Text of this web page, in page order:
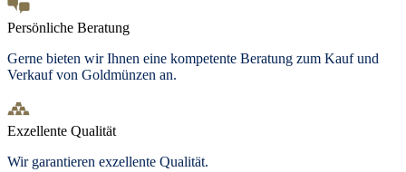
Persönliche Beratung
Gerne bieten wir Ihnen eine kompetente Beratung zum Kauf und
Verkauf von Goldmünzen an.
Exzellente Qualität
Wir garantieren exzellente Qualität.